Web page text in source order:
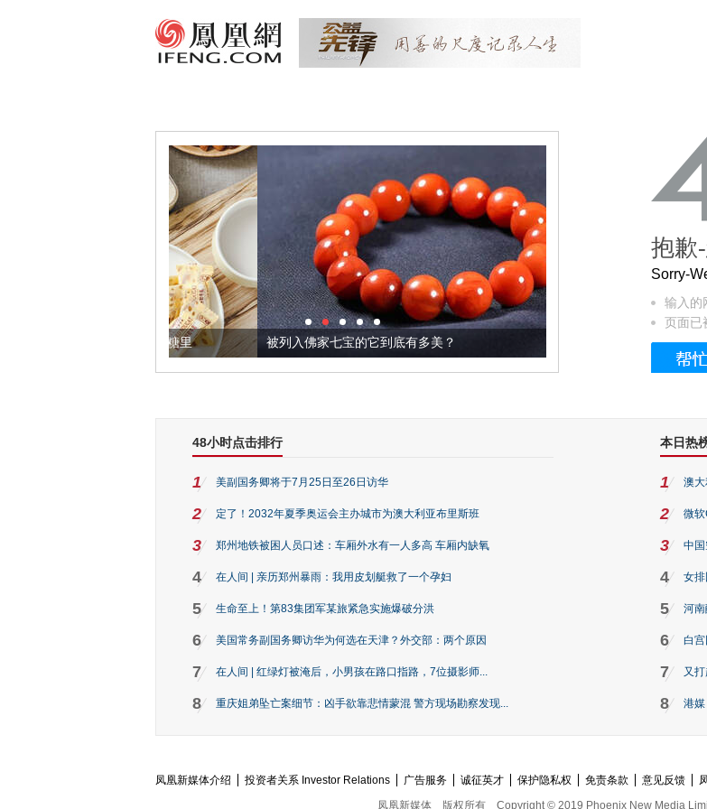
被列入佛家七宝的它到底有多美？ 这个3.2米的长卷，还原了
抱歉
Sorry-
输入的
页面已
48小时点击排行
1 美副国务卿将于7月25日至26日访华
2 定了！2032年夏季奥运会主办城市为澳大利亚布里斯班
3 郑州地铁被困人员口述：车厢外水有一人多高 车厢内缺氧
4 在人间 | 亲历郑州暴雨：我用皮划艇救了一个孕妇
5 生命至上！第83集团军某旅紧急实施爆破分洪
6 美国常务副国务卿访华为何选在天津？外交部：两个原因
7 在人间 | 红绿灯被淹后，小男孩在路口指路，7位摄影师...
8 重庆姐弟坠亡案细节：凶手欲靠悲情蒙混 警方现场勘察发现...
本日热
1 澳
2 微
3 中国
4 女
5 河
6 白
7 又
8 港媒
凤凰新媒体介绍 投资者关系 Investor Relations 广告服务 诚征英才 保护隐私权 免责条款 意见反馈
凤凰新媒体
版权所有 Copyright © 2019 Phoenix New Media